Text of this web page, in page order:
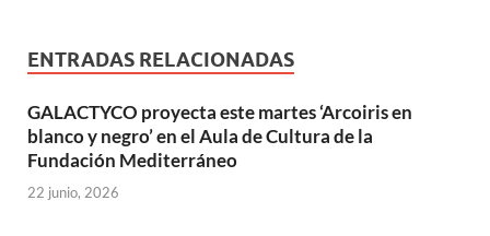
ENTRADAS RELACIONADAS
GALACTYCO proyecta este martes ‘Arcoiris en
blanco y negro’ en el Aula de Cultura de la
Fundación Mediterráneo
22 junio, 2026